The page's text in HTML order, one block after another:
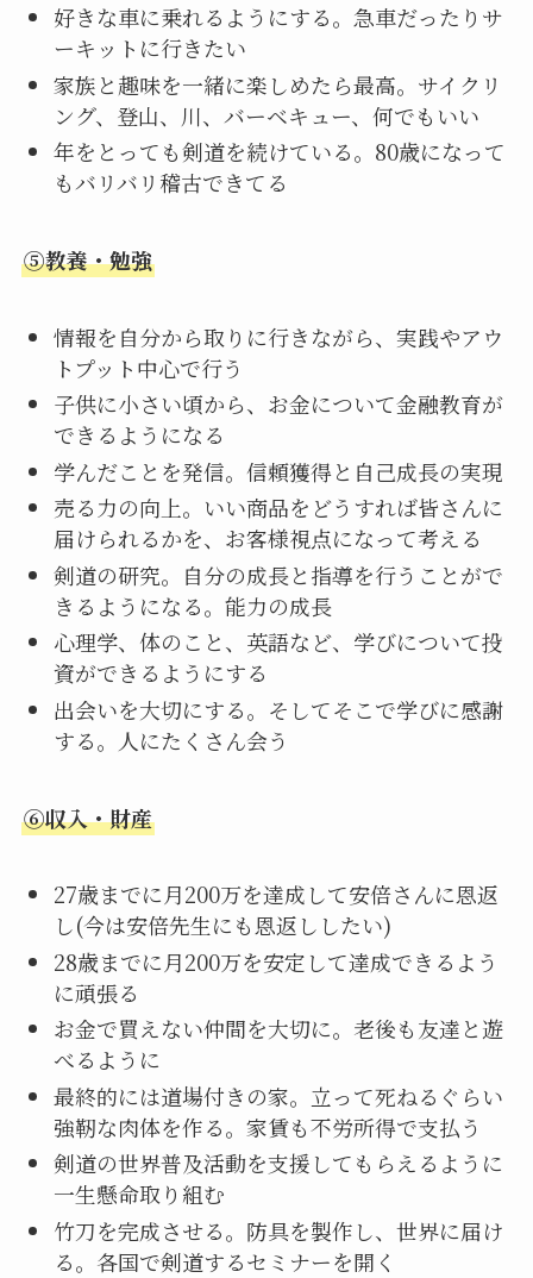
好きな車に乗れるようにする。急車だったりサ
ーキットに行きたい
家族と趣味を一緒に楽しめたら最高。サイクリ
ング、登山、川、バーベキュー、何でもいい
年をとっても剣道を続けている。80歳になって
もバリバリ稽古できてる
⑤教養・勉強
情報を自分から取りに行きながら、実践やアウ
トプット中心で行う
子供に小さい頃から、お金について金融教育が
できるようになる
学んだことを発信。信頼獲得と自己成長の実現
売る力の向上。いい商品をどうすれば皆さんに
届けられるかを、お客様視点になって考える
剣道の研究。自分の成長と指導を行うことがで
きるようになる。能力の成長
心理学、体のこと、英語など、学びについて投
資ができるようにする
出会いを大切にする。そしてそこで学びに感謝
する。人にたくさん会う
⑥収入・財産
27歳までに月200万を達成して安倍さんに恩返
し(今は安倍先生にも恩返ししたい)
28歳までに月200万を安定して達成できるよう
に頑張る
お金で買えない仲間を大切に。老後も友達と遊
べるように
最終的には道場付きの家。立って死ねるぐらい
強靭な肉体を作る。家賃も不労所得で支払う
剣道の世界普及活動を支援してもらえるように
一生懸命取り組む
竹刀を完成させる。防具を製作し、世界に届け
る。各国で剣道するセミナーを開く